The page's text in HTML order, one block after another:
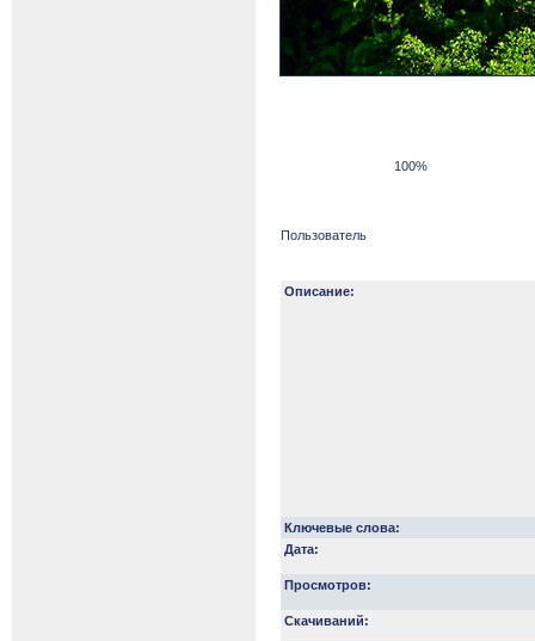
100%
Пользователь
Описание:
Ключевые слова:
Дата:
Просмотров:
Скачиваний: